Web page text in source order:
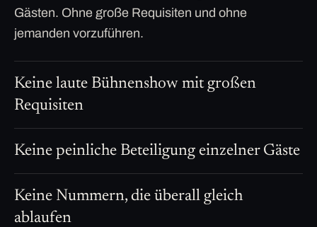
Gästen. Ohne große Requisiten und ohne
jemanden vorzuführen.
Keine laute Bühnenshow mit großen
Requisiten
Keine peinliche Beteiligung einzelner Gäste
Keine Nummern, die überall gleich
ablaufen